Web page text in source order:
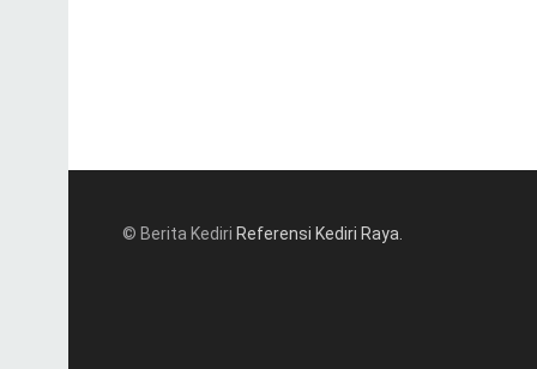
© Berita Kediri Referensi Kediri Raya